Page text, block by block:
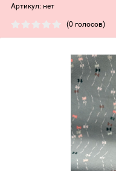
Артикул: нет
(0 голосов)